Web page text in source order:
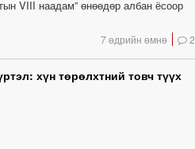
VIII наадам” өнөөдөр албан ёсоор
7 өдрийн өмнө 2
хүн төрөлхтний товч түүх